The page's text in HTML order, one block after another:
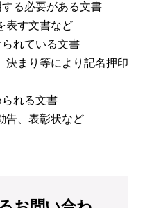
る必要がある文書
表す文書など
れている文書
まり等により記名押印
れる文書
告、表彰状など